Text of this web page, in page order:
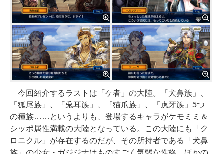
今回紹介するラストは「ケ者」の大陸。「犬鼻族」、
「狐尾族」、「兎耳族」、「猫爪族」、「虎牙族」5つ
の種族……というよりも、登場するキャラがケモミミ＆
シッポ属性満載の大陸となっている。この大陸にも「ク
ロニクル」が存在するのだが、その所持者である「犬鼻